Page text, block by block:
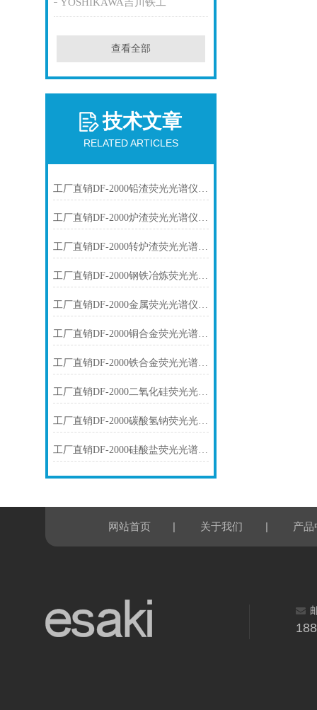
查看全部
技术文章
RELATED ARTICLES
工厂直销DF-2000铅渣荧光光谱仪技术参数
工厂直销DF-2000炉渣荧光光谱仪技术参数
工厂直销DF-2000转炉渣荧光光谱仪技术参数
工厂直销DF-2000钢铁冶炼荧光光谱仪技术参数
工厂直销DF-2000金属荧光光谱仪技术参数
工厂直销DF-2000铜合金荧光光谱仪技术参数
工厂直销DF-2000铁合金荧光光谱仪技术参数
工厂直销DF-2000二氧化硅荧光光谱仪技术参数
工厂直销DF-2000碳酸氢钠荧光光谱仪技术参数
工厂直销DF-2000硅酸盐荧光光谱仪技术参数
网站首页 | 关于我们 | 产品